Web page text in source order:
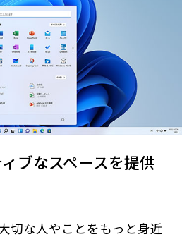
ブなスペースを提供
切な人やことをもっと身近